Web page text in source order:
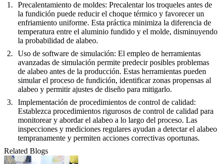
Precalentamiento de moldes: Precalentar los troqueles antes de
la fundición puede reducir el choque térmico y favorecer un
enfriamiento uniforme. Esta práctica minimiza la diferencia de
temperatura entre el aluminio fundido y el molde, disminuyendo
la probabilidad de alabeo.
Uso de software de simulación: El empleo de herramientas
avanzadas de simulación permite predecir posibles problemas
de alabeo antes de la producción. Estas herramientas pueden
simular el proceso de fundición, identificar zonas propensas al
alabeo y permitir ajustes de diseño para mitigarlo.
Implementación de procedimientos de control de calidad:
Establezca procedimientos rigurosos de control de calidad para
monitorear y abordar el alabeo a lo largo del proceso. Las
inspecciones y mediciones regulares ayudan a detectar el alabeo
tempranamente y permiten acciones correctivas oportunas.
Related Blogs